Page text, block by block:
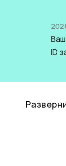
Ваш
ID